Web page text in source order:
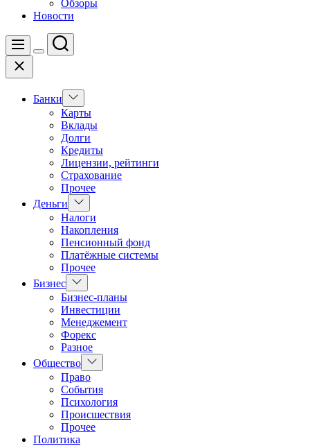
Обзоры
Новости
Меню
Цвет
Поиск
Закрыть
Банки
Показать
подменю
Карты
Вклады
Долги
Кредиты
Лицензии, рейтинги
Страхование
Прочее
Деньги
Показать
подменю
Налоги
Накопления
Пенсионный фонд
Платёжные системы
Прочее
Бизнес Показать
подменю
Бизнес-планы
Инвестиции
Менеджемент
Форекс
Разное
Общество Показать
подменю
Право
События
Психология
Происшествия
Прочее
Политика